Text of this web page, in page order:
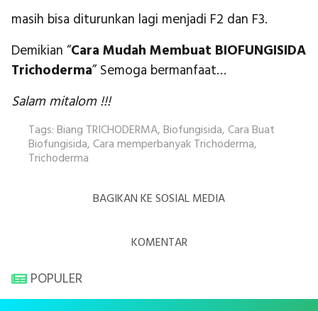
masih bisa diturunkan lagi menjadi F2 dan F3.
Demikian “Cara Mudah Membuat BIOFUNGISIDA
Trichoderma” Semoga bermanfaat…
Salam mitalom !!!
Tags:Biang TRICHODERMA,Biofungisida,Cara Buat
Biofungisida,Cara memperbanyak Trichoderma,
Trichoderma
BAGIKAN KE SOSIAL MEDIA
KOMENTAR
POPULER